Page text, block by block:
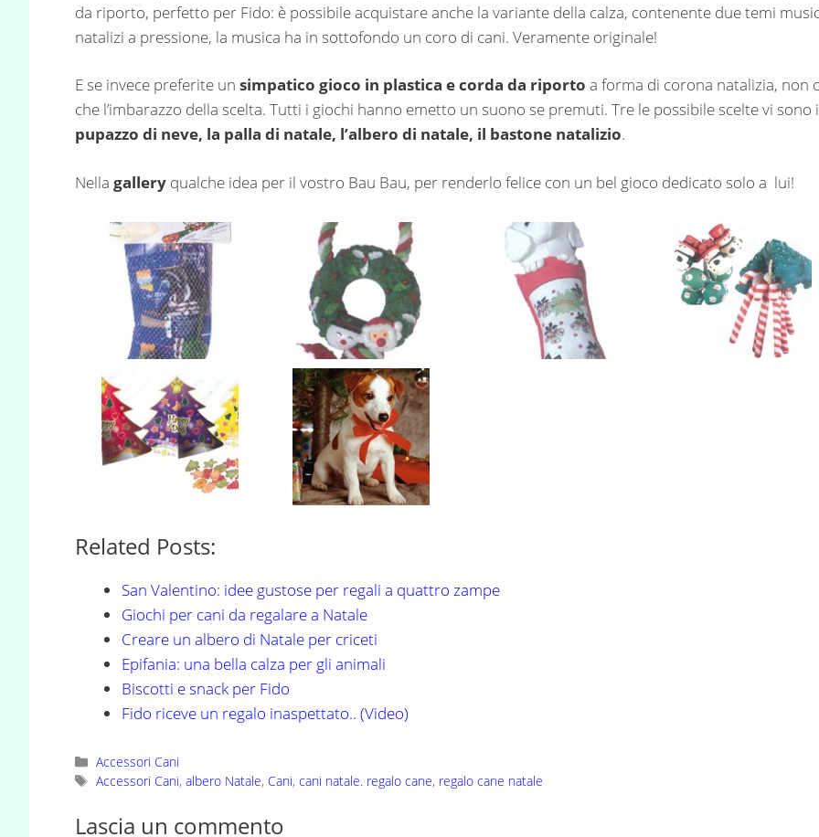
da riporto, perfetto per Fido: è possibile acquistare anche la variante della calza, contenente due temi
natalizi a pressione, la musica ha in sottofondo un coro di cani. Veramente originale!
E se invece preferite un simpatico gioco in plastica e corda da riporto a forma di corona natalizia, non
che l’imbarazzo della scelta. Tutti i giochi hanno emetto un suono se premuti. Tre le possibile scelte vi sono
pupazzo di neve, la palla di natale, l’albero di natale, il bastone natalizio.
Nella gallery qualche idea per il vostro Bau Bau, per renderlo felice con un bel gioco dedicato solo a lui!
Related Posts:
San Valentino: idee gustose per regali a quattro zampe
Giochi per cani da regalare a Natale
Creare un albero di Natale per criceti
Epifania: una bella calza per gli animali
Biscotti e snack per Fido
Fido riceve un regalo inaspettato.. (Video)
Categorie
Accessori Cani
Tag
Accessori Cani,albero Natale, Cani,cani natale. regalo cane, regalo cane natale
Lascia un commento